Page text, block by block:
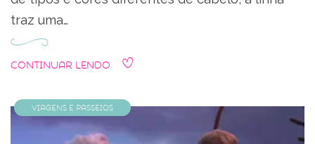
traz uma…
Continuar Lendo
Viagens e Passeios